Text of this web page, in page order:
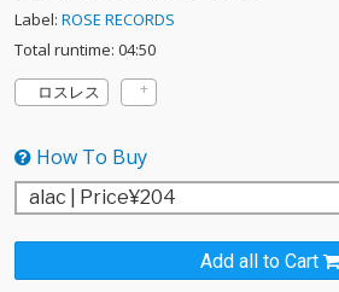
Label: ROSE RECORDS
Total runtime: 04:50
ロスレス
How To Buy
Add all to Cart